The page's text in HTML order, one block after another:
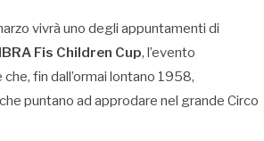
vivrà uno degli appuntamenti di
Fis Children Cup, l’evento
fin dall’ormai lontano 1958,
puntano ad approdare nel grande Circo